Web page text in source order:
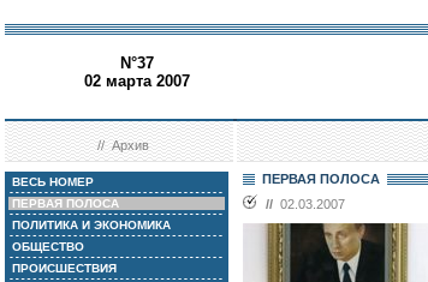
N°37
02 марта 2007
//Архив
ВЕСЬ НОМЕР
ПЕРВАЯ ПОЛОСА
ПОЛИТИКА И ЭКОНОМИКА
ОБЩЕСТВО
ПРОИСШЕСТВИЯ
ПЕРВАЯ ПОЛОСА
// 02.03.2007